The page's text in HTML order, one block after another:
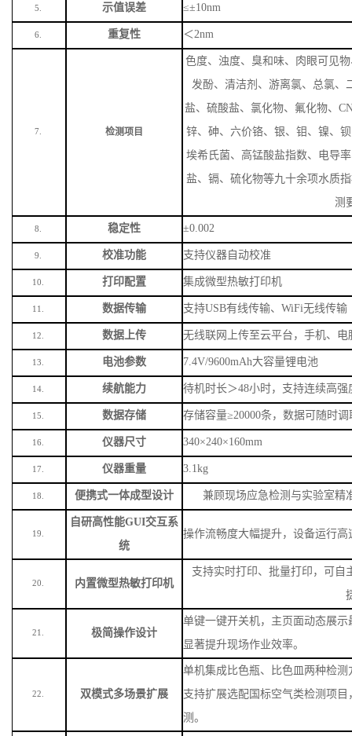
5. 示值误差 ≤±10nm
6. 重复性 ＜2nm
7. 检测项目
色度、浊度、臭和味、肉眼可见物
发酚、清洁剂、游离氯、总氯、
盐、硫酸盐、氯化物、氟化物、
锌、砷、六价铬、银、钼、镍、
埃希氏菌、高锰酸盐指数、电导
盐、镉、硫化物等九十余项水质
测
8. 稳定性 ±0.002
9. 校准功能 支持仪器自动校准
10. 打印配置 集成微型热敏打印机
11. 数据传输 支持USB有线传输、WiFi无线传输
12. 数据上传 无线联网上传至云平台，手机、
13. 电池参数 7.4V/9600mAh大容量锂电池
14. 续航能力 待机时长＞48小时，支持连续高
15. 数据存储 存储容量≥20000条，数据可随时
16. 仪器尺寸 340×240×160mm
17. 仪器重量 3.1kg
18. 便携式一体成型设计 兼顾现场应急检测与实验室精
19.
自研高性能GUI交互系
统
操作流畅度大幅提升，设备运行
20. 内置微型热敏打印机
支持实时打印、批量打印，可自
21. 极简操作设计
单键一键开关机，主页面动态展
显著提升现场作业效率。
22. 双模式多场景扩展
单机集成比色瓶、比色皿两种检
支持扩展选配国标空气类检测项
测。